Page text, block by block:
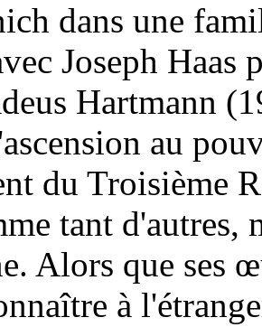
dans une
Joseph Haas
Hartmann
au
du Troisième
tant d'autres,
Alors que ses
à